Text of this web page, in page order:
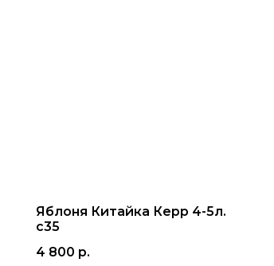
Яблоня Китайка Керр 4-5л.
с35
4 800 р.